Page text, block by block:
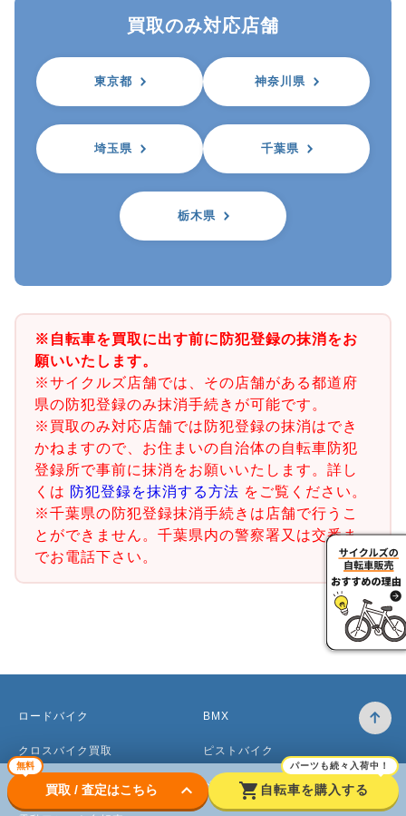
買取のみ対応店舗
東京都 神奈川県
埼玉県 千葉県
栃木県
※自転車を買取に出す前に防犯登録の抹消をお
願いいたします。
※サイクルズ店舗では、その店舗がある都道府
県の防犯登録のみ抹消手続きが可能です。
※買取のみ対応店舗では防犯登録の抹消はでき
かねますので、お住まいの自治体の自転車防犯
登録所で事前に抹消をお願いいたします。詳し
くは 防犯登録を抹消する方法 をご覧ください。
※千葉県の防犯登録抹消手続きは店舗で行うこ
とができません。千葉県内の警察署又は交番ま
でお電話下さい。
無料
買取 / 査定はこちら keyboard_arrow_down shopping_cart
パーツも続々入荷中！
自転車を購入する
ロードバイク
クロスバイク買取
マウンテンバイク買取
BMX
ピストバイク
ベビーカー